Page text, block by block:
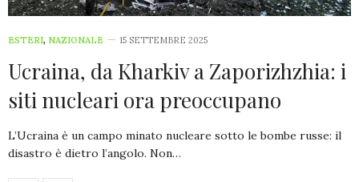
ESTERI, NAZIONALE 15 SETTEMBRE 2025
Ucraina, da Kharkiv a Zaporizhzhia: i
siti nucleari ora preoccupano
L’Ucraina è un campo minato nucleare sotto le bombe russe: il
disastro è dietro l’angolo. Non…